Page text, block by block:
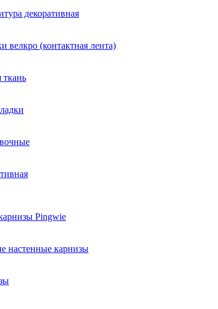
декоративная
велкро (контактная лента)
ткань
Pingwie
настенные карнизы